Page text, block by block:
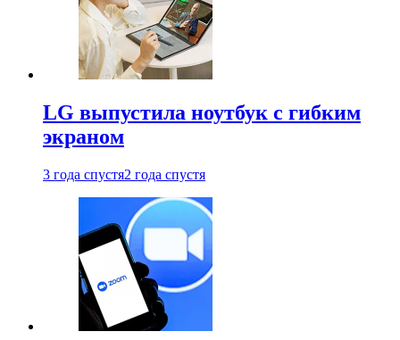
LG выпустила ноутбук с гибким
экраном
3 года спустя2 года спустя